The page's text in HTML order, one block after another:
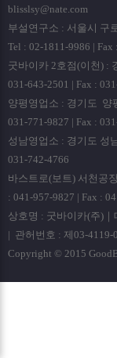
곧바로 데이타베이
ο 파기방법
- 전자적 파일형태
없는 기술적 방법
■ 개인정보 제공
회사는 이용자의
않습니다. 다만, 아
- 이용자들이 사전
- 법령의 규정에 의
절차와 방법에 따
■ 수집한 개인정보
회사는 고객님의
blisslsy@nate.com
부설연구소 : 서울시 구
Tel : 02-1811-9986 | Fax
굿바이카 2호점(이천) :
031-643-2501 | Fax :
양평영업소 : 경기도 양
031-771-9827 | Fax :
성남영업소 : 경기도 성
031-742-4766
바스트로(보트) 서천공
: 041-957-9827 | Fax :
상호명 : 굿바이카(주)
| 관허번호 : 제03-4119-
Copyright © 2015